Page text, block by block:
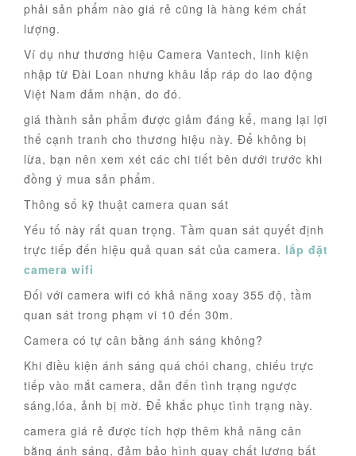
phải sản phẩm nào giá rẻ cũng là hàng kém chất
lượng.
Ví dụ như thương hiệu Camera Vantech, linh kiện
nhập từ Đài Loan nhưng khâu lắp ráp do lao động
Việt Nam đảm nhận, do đó.
giá thành sản phẩm được giảm đáng kể, mang lại lợi
thế cạnh tranh cho thương hiệu này. Để không bị
lừa, bạn nên xem xét các chi tiết bên dưới trước khi
đồng ý mua sản phẩm.
Thông số kỹ thuật camera quan sát
Yếu tố này rất quan trọng. Tầm quan sát quyết định
trực tiếp đến hiệu quả quan sát của camera. lắp đặt
camera wifi
Đối với camera wifi có khả năng xoay 355 độ, tầm
quan sát trong phạm vi 10 đến 30m.
Camera có tự cân bằng ánh sáng không?
Khi điều kiện ánh sáng quá chói chang, chiếu trực
tiếp vào mắt camera, dẫn đến tình trạng ngược
sáng,lóa, ảnh bị mờ. Để khắc phục tình trạng này.
camera giá rẻ được tích hợp thêm khả năng cân
bằng ánh sáng, đảm bảo hình quay chất lượng bất